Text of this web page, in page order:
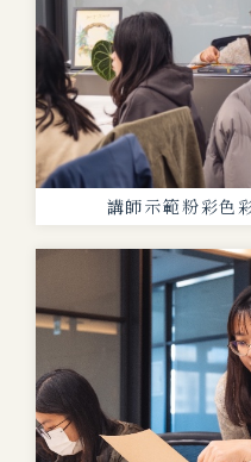
講師示範粉彩色